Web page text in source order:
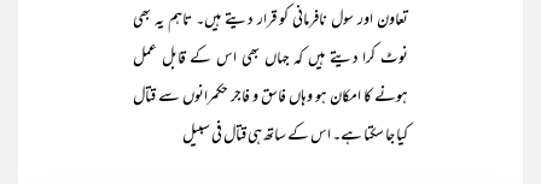
تعاون اور سول نافرمانی کو قرار دیتے ہیں۔ تاہم یہ بھی
نوٹ کرا دیتے ہیں کہ جہاں بھی اس کے قابل عمل
ہونے کا امکان ہو وہاں فاسق و فاجر حکمرانوں سے قتال
کیا جا سکتا ہے۔ اس کے ساتھ ہی قتال فی سبیل